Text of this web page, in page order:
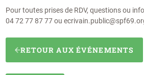
Pour toutes prises de RDV, questions ou
04 72 77 87 77 ou
RETOUR AUX ÉVÉNEMENTS